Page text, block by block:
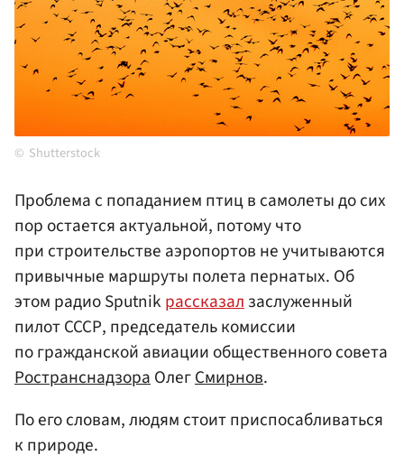
Shutterstock
Проблема с попаданием птиц в самолеты до сих
пор остается актуальной, потому что
при строительстве аэропортов не учитываются
привычные маршруты полета пернатых. Об
этом радио Sputnik рассказалзаслуженный
пилот СССР, председатель комиссии
по гражданской авиации общественного совета
РостранснадзораОлегСмирнов.
По его словам, людям стоит приспосабливаться
к природе.